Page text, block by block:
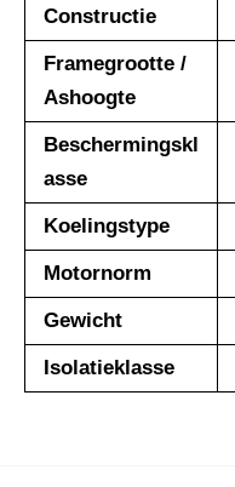
Constructie
Framegrootte /
Ashoogte
Beschermingskl
asse
Koelingstype
Motornorm
Gewicht
Isolatieklasse